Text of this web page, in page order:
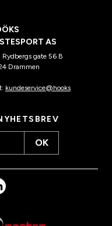
AS
Rydbergs gate 56 B
Drammen
kundeservice@hooks
OK